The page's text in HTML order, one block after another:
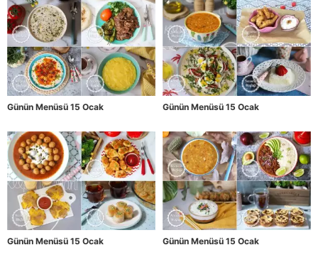
Günün Menüsü 15 Ocak Günün Menüsü 15 Ocak
Günün Menüsü 15 Ocak Günün Menüsü 15 Ocak